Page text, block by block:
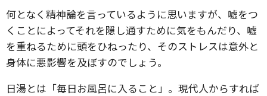
何となく精神論を言っているように思いますが、嘘をつ
くことによってそれを隠し通すために気をもんだり、嘘
を重ねるために頭をひねったり、そのストレスは意外と
身体に悪影響を及ぼすのでしょう。
日湯とは「毎日お風呂に入ること」。現代人からすれば